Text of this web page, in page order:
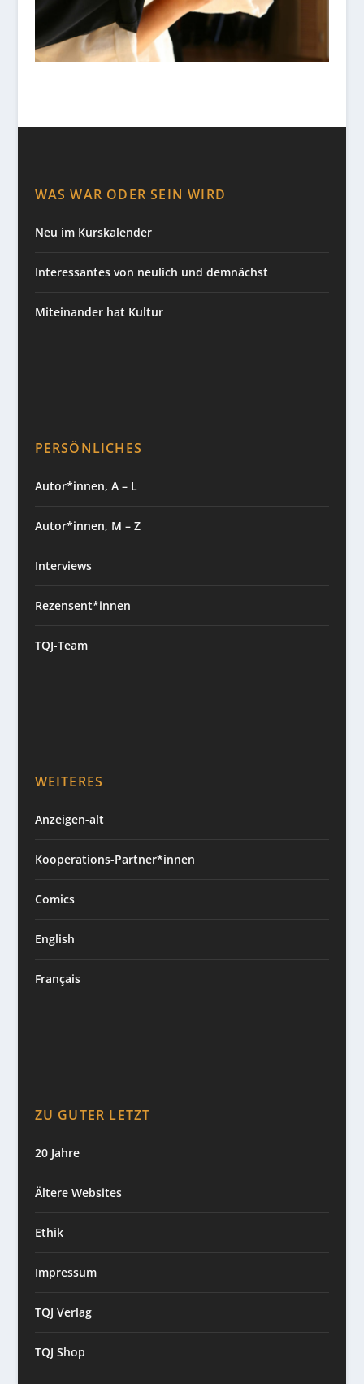
WAS WAR ODER SEIN WIRD
Neu im Kurskalender
Interessantes von neulich und demnächst
Miteinander hat Kultur
PERSÖNLICHES
Autor*innen, A – L
Autor*innen, M – Z
Interviews
Rezensent*innen
TQJ-Team
WEITERES
Anzeigen-alt
Kooperations-Partner*innen
Comics
English
Français
ZU GUTER LETZT
20 Jahre
Ältere Websites
Ethik
Impressum
TQJ Verlag
TQJ Shop